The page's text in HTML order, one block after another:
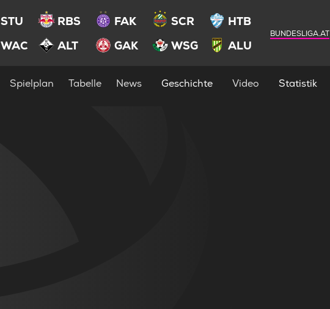
STU RBS FAK SCR
HTB
WAC ALT GAK WSG ALU
BUNDESLIGA.AT
Spielplan Tabelle News Geschichte Video Statistik